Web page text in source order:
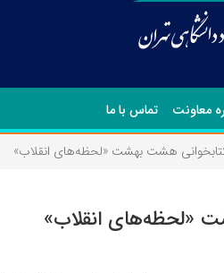
معاونت تماس با ما
هشت بهشت «لحظه‌های انقلاب»
«لحظه‌های انقلاب»